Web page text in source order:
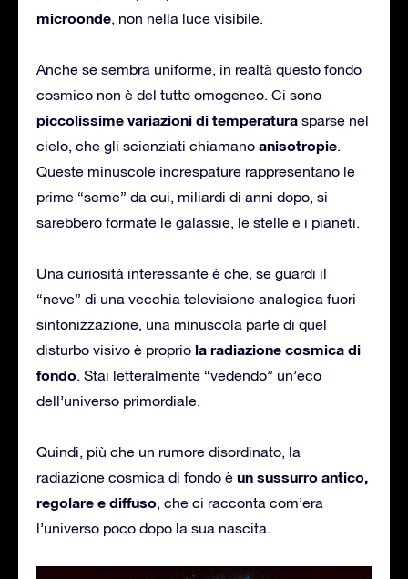
microonde, non nella luce visibile.
Anche se sembra uniforme, in realtà questo fondo
cosmico non è del tutto omogeneo. Ci sono
piccolissime variazioni di temperatura sparse nel
cielo, che gli scienziati chiamano anisotropie.
Queste minuscole increspature rappresentano le
prime “seme” da cui, miliardi di anni dopo, si
sarebbero formate le galassie, le stelle e i pianeti.
Una curiosità interessante è che, se guardi il
“neve” di una vecchia televisione analogica fuori
sintonizzazione, una minuscola parte di quel
disturbo visivo è proprio la radiazione cosmica di
fondo. Stai letteralmente “vedendo” un’eco
dell’universo primordiale.
Quindi, più che un rumore disordinato, la
radiazione cosmica di fondo è un sussurro antico,
regolare e diffuso, che ci racconta com’era
l’universo poco dopo la sua nascita.